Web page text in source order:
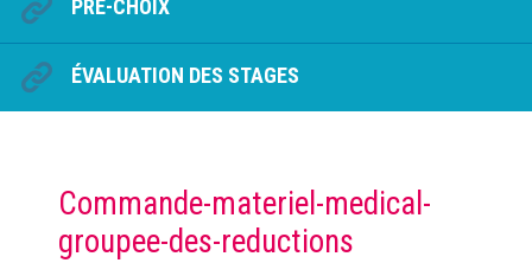
PRÉ-CHOIX
ÉVALUATION DES STAGES
Commande-materiel-medical-
groupee-des-reductions